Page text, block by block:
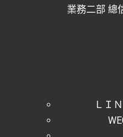
業務二部 總
ＬＩ